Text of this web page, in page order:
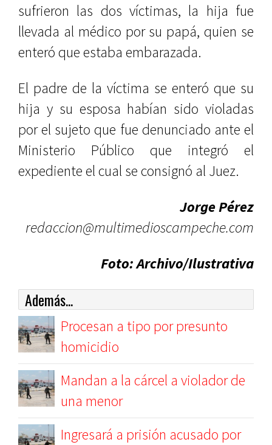
sufrieron las dos víctimas, la hija fue
llevada al médico por su papá, quien se
enteró que estaba embarazada.
El padre de la víctima se enteró que su
hija y su esposa habían sido violadas
por el sujeto que fue denunciado ante el
Ministerio Público que integró el
expediente el cual se consignó al Juez.
Jorge Pérez
redaccion@multimedioscampeche.com
Foto: Archivo/Ilustrativa
Además...
Procesan a tipo por presunto
homicidio
Mandan a la cárcel a violador de
una menor
Ingresará a prisión acusado por